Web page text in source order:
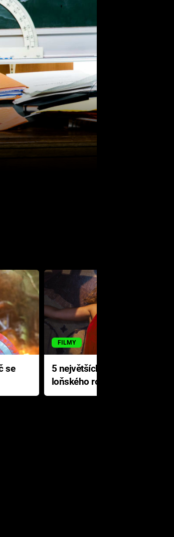
se
FILMY
5 největších propadáků
loňského roku: Disney na
jediné katastrofě prodělal 200